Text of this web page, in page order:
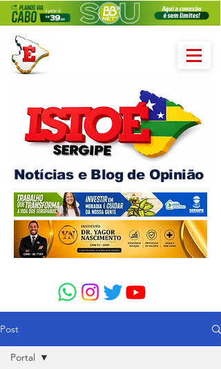
Notícias e Blog de Opinião
Post
Portal